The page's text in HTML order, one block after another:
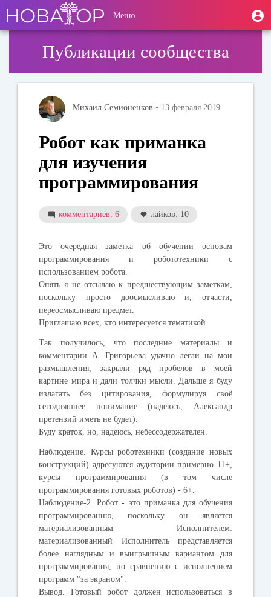
основному
содержанию
User
account
Меню
Публикации сообщества
Михаил Семионенков • 13 февраля 2019
Робот как приманка
для изучения
программирования
комментариев: 6 лайков: 10
Это очередная заметка об обучении основам
программирования и робототехники с
использованием робота.
Опять я не отсылаю к предшествующим заметкам,
поскольку просто доосмысливаю и, отчасти,
переосмысливаю предмет.
Приглашаю всех, кто интересуется тематикой.
Так получилось, что последние материалы и
комментарии А. Григорьева удачно легли на мои
размышления, закрыли ряд пробелов в моей
картине мира и дали толчки мысли. Дальше я буду
излагать без цитирования, формулируя своё
сегодняшнее понимание (надеюсь, Александр
претензий иметь не будет).
Буду краток, но, надеюсь, небессодержателен.
Наблюдение . Курсы роботехники (создание новых
конструкций) адресуются аудитории примерно 11+,
курсы программирования (в том числе
программирования готовых роботов) - 6+.
Наблюдение-2 . Робот - это приманка для обучения
программированию , поскольку он является
материализованным Исполнителем:
материализованный Исполнитель представляется
более наглядным и выигрышным вариантом для
программирования, по сравнению с исполнением
программ "за экраном".
Вывод . Готовый робот должен использоваться в